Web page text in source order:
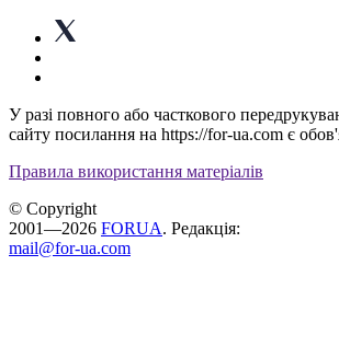
У разі повного або часткового
сайту посилання на https://for-ua.com є
Правила використання матеріалів
© Copyright
2001—2026 FORUA. Редакція:
mail@for-ua.com